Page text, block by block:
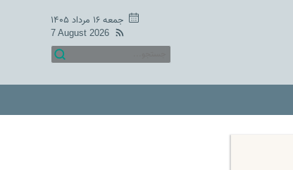
جمعه ۱۶ مرداد ۱۴۰۵
7 August 2026